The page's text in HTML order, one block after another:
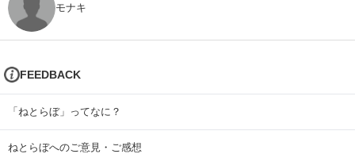
モナキ
FEEDBACK
「ねとらぼ」ってなに？
ねとらぼへのご意見・ご感想